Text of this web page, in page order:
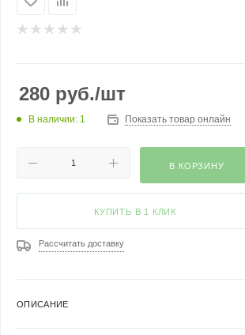
280 руб./шт
В наличии: 1 Показать товар онлайн
В КОРЗИНУ
КУПИТЬ В 1 КЛИК
Рассчитать доставку
ОПИСАНИЕ